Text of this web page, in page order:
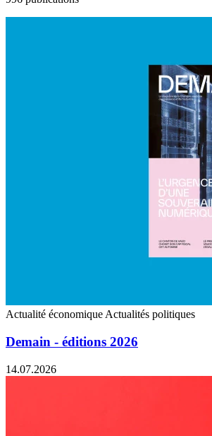
Actualité économique Actualités politiques
Demain - éditions 2026
14.07.2026